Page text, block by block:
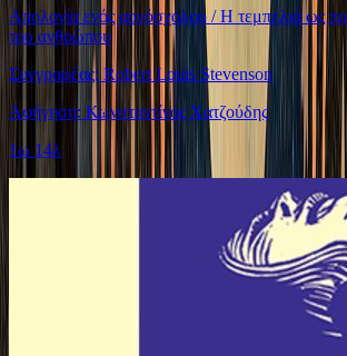
Απολογία ενός αργόσχολου / Η τεμπελιά ως
του ανθρώπου
Συγγραφέας: Robert Louis Stevenson
Αφήγηση: Κωνσταντίνος Χατζούδης
1ω 14λ